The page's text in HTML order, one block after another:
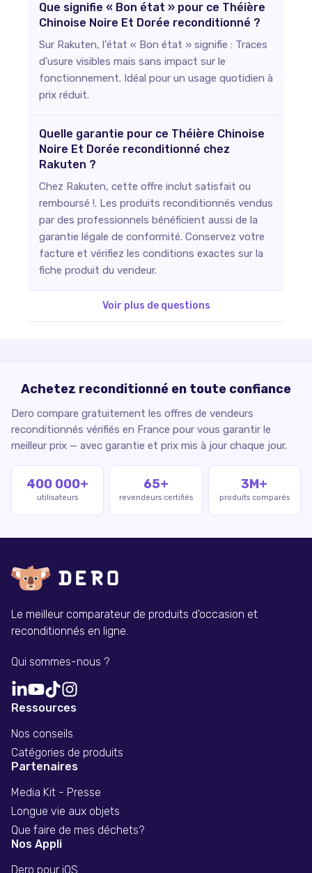
Que signifie « Bon état » pour ce Théière
Chinoise Noire Et Dorée reconditionné ?
Sur Rakuten, l'état « Bon état » signifie : Traces
d'usure visibles mais sans impact sur le
fonctionnement. Idéal pour un usage quotidien à
prix réduit.
Quelle garantie pour ce Théière Chinoise
Noire Et Dorée reconditionné chez
Rakuten ?
Chez Rakuten, cette offre inclut satisfait ou
remboursé !. Les produits reconditionnés vendus
par des professionnels bénéficient aussi de la
garantie légale de conformité. Conservez votre
facture et vérifiez les conditions exactes sur la
fiche produit du vendeur.
Voir plus de questions
Achetez reconditionné en toute confiance
Dero compare gratuitement les offres de vendeurs
reconditionnés vérifiés en France pour vous garantir le
meilleur prix — avec garantie et prix mis à jour chaque jour.
400 000+
utilisateurs
65+
revendeurs certifiés
3M+
produits comparés
Le meilleur comparateur de produits d'occasion et
reconditionnés en ligne.
Qui sommes-nous ?
Ressources
Nos conseils
Catégories de produits
Partenaires
Media Kit - Presse
Longue vie aux objets
Que faire de mes déchets?
Nos Appli
Dero pour iOS